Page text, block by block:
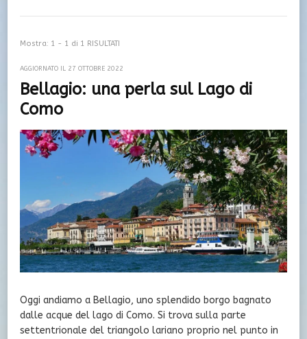
Mostra: 1 - 1 di 1 RISULTATI
AGGIORNATO IL 27 OTTOBRE 2022
Bellagio: una perla sul Lago di
Como
Oggi andiamo a Bellagio, uno splendido borgo bagnato
dalle acque del lago di Como. Si trova sulla parte
settentrionale del triangolo lariano proprio nel punto in